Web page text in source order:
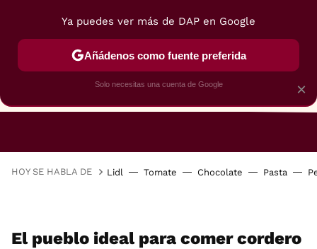
RESTAURANTES GASTROGUÍA
HOY SE HABLA DE Lidl Tomate Chocolate Pasta
El pueblo ideal para comer cordero
×
Ya puedes ver más de DAP en Google
Añádenos como fuente preferida
Solo necesitas una cuenta de Google